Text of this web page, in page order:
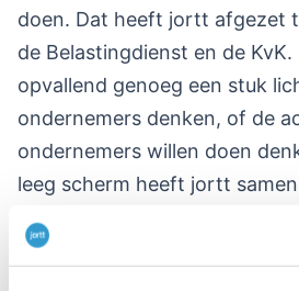
doen. Dat heeft jortt afgezet
de Belastingdienst en de KvK.
opvallend genoeg een stuk
ondernemers denken, of de
ondernemers willen doen
leeg scherm heeft jortt
ondernemers een methode
de ondernemer van vandaag